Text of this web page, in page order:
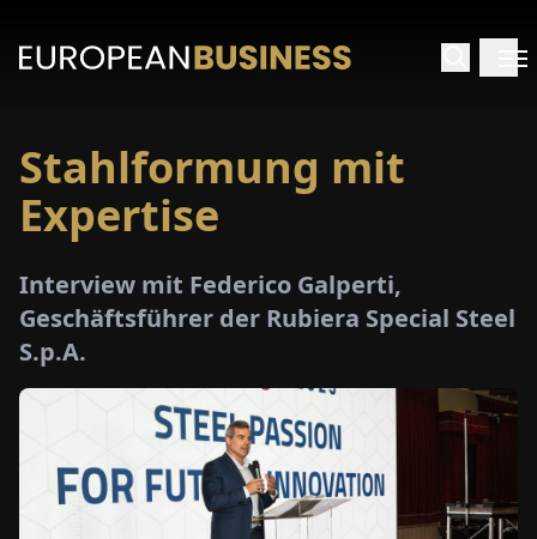
PAPER
Stahlformung mit
Expertise
Interview mit Federico Galperti,
Geschäftsführer der Rubiera Special Steel
S.p.A.